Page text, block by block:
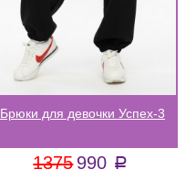
Брюки для девочки Успех-3
1375 990 a